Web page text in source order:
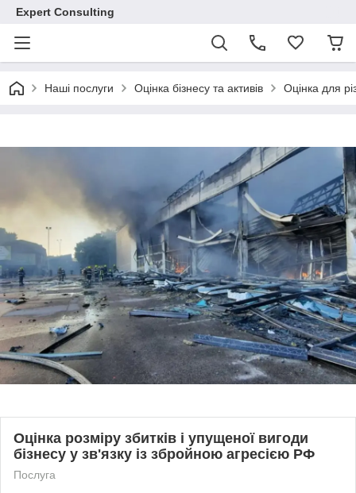
Expert Consulting
Наші послуги Оцінка бізнесу та активів Оцінка для
Оцінка розміру збитків і упущеної вигоди
бізнесу у зв'язку із збройною агресією РФ
Послуга